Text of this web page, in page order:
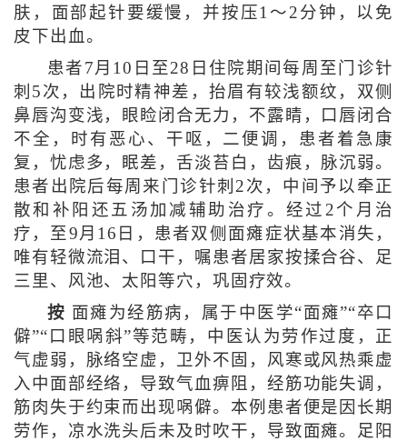
肤，面部起针要缓慢，并按压1～2分钟，以免
皮下出血。
患者7月10日至28日住院期间每周至门诊针
刺5次，出院时精神差，抬眉有较浅额纹，双侧
鼻唇沟变浅，眼睑闭合无力，不露睛，口唇闭合
不全，时有恶心、干呕，二便调，患者着急康
复，忧虑多，眠差，舌淡苔白，齿痕，脉沉弱。
患者出院后每周来门诊针刺2次，中间予以牵正
散和补阳还五汤加减辅助治疗。经过2个月治
疗，至9月16日，患者双侧面瘫症状基本消失，
唯有轻微流泪、口干，嘱患者居家按揉合谷、足
三里、风池、太阳等穴，巩固疗效。
按 面瘫为经筋病，属于中医学“面瘫”“卒口
僻”“口眼㖞斜”等范畴，中医认为劳作过度，正
气虚弱，脉络空虚，卫外不固，风寒或风热乘虚
入中面部经络，导致气血痹阻，经筋功能失调，
筋肉失于约束而出现㖞僻。本例患者便是因长期
劳作，凉水洗头后未及时吹干，导致面瘫。足阳